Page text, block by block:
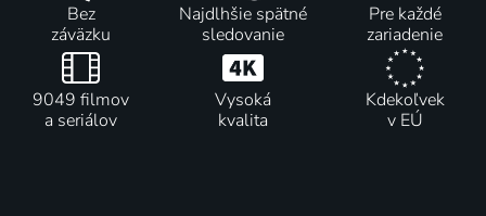
Bez
záväzku
Najdlhšie spätné
sledovanie
Pre každé
zariadenie
9049 filmov
a seriálov
Vysoká
kvalita
Kdekoľvek
v EÚ